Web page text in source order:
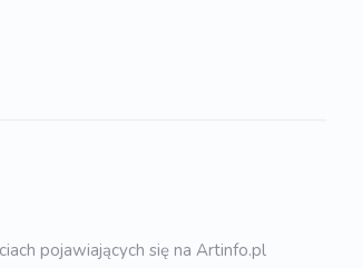
pojawiających się na Artinfo.pl